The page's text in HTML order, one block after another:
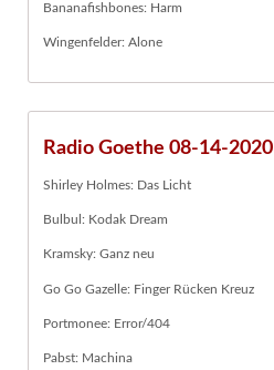
Bananafishbones: Harm
Wingenfelder: Alone
Radio Goethe 08-14-2020
Shirley Holmes: Das Licht
Bulbul: Kodak Dream
Kramsky: Ganz neu
Go Go Gazelle: Finger Rücken Kreuz
Portmonee: Error/404
Pabst: Machina